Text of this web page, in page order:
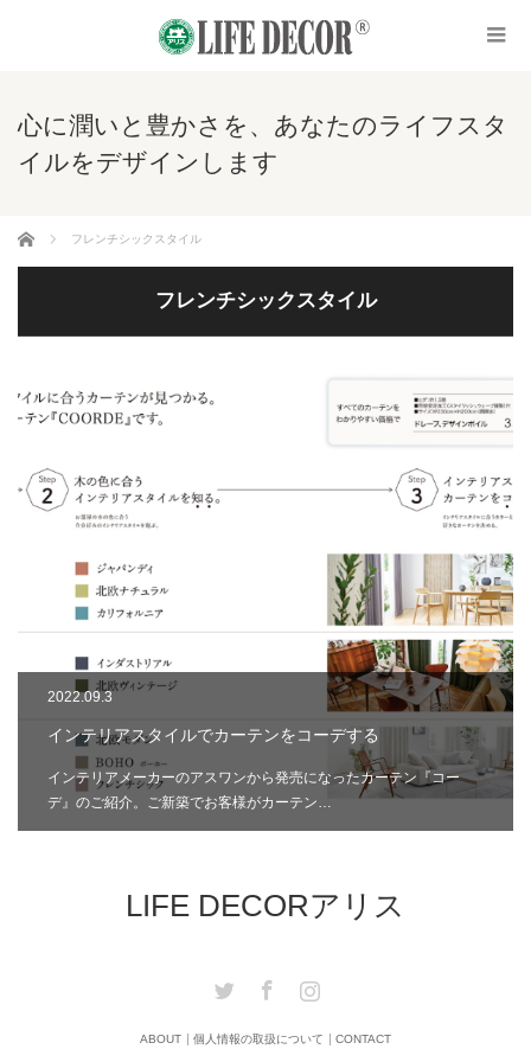
心に潤いと豊かさを、あなたのライフスタ
イルをデザインします
ホーム フレンチシックスタイル
フレンチシックスタイル
2022.09.3
インテリアスタイルでカーテンをコーデする
インテリアメーカーのアスワンから発売になったカーテン『コー
デ』のご紹介。ご新築でお客様がカーテン…
LIFE DECORアリス
Twitter Facebook
ABOUT 個人情報の取扱について CONTACT